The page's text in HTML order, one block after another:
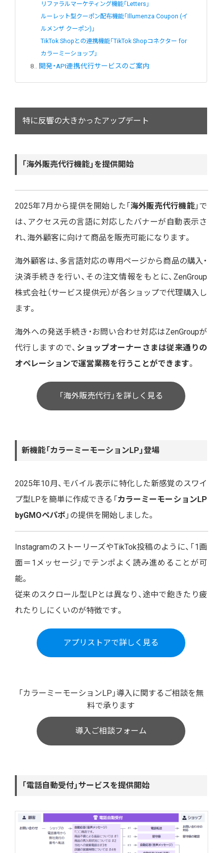
リファラルマーケティング機能「Letters」
ルーレット型クーポン配布機能「Illumenza Coupon (イ
ルメンザ クーポン)」
TikTok Shopとの連携機能「TikTok Shopコネクター for
カラーミーショップ」
8. 開発・API連携代行サービスのご案内
特に反響の大きかったアップデート
「海外販売代行機能」を提供開始
2025年7月から提供を開始した「 海外販売代行機能」で
は、アクセス元の言語に対応したバナーが自動表示さ
れ、海外顧客に向けて商品を販売可能になります。
海外顧客は、多言語対応の専用ページから商品の購入・
決済手続きを行い、その注文情報をもとに、ZenGroup
株式会社（サービス提供元）が各ショップで代理購入し
ます。
海外への発送手続き・お問い合わせ対応はZenGroupが
代行しますので、 ショップオーナーさまは従来通りの
オペレーションで運営業務を行うことができます。
「海外販売代行」を詳しく見る
新機能「カラーミーモーションLP」登場
2025年10月、モバイル表示に特化した新感覚のスワイ
プ型LPを簡単に作成できる「 カラーミーモーションLP
byGMOペパボ 」の提供を開始しました。
InstagramのストーリーズやTikTok投稿のように、「1画
面＝1メッセージ」でテンポよく読み進めることが可
能。
従来のスクロール型LPとは異なり、途中で飽きたり疲
れたりしにくいのが特徴です。
アプリストアで詳しく見る
「カラーミーモーションLP」導入に関するご相談を無
料で承ります
導入ご相談フォーム
「電話自動受付」サービスを提供開始